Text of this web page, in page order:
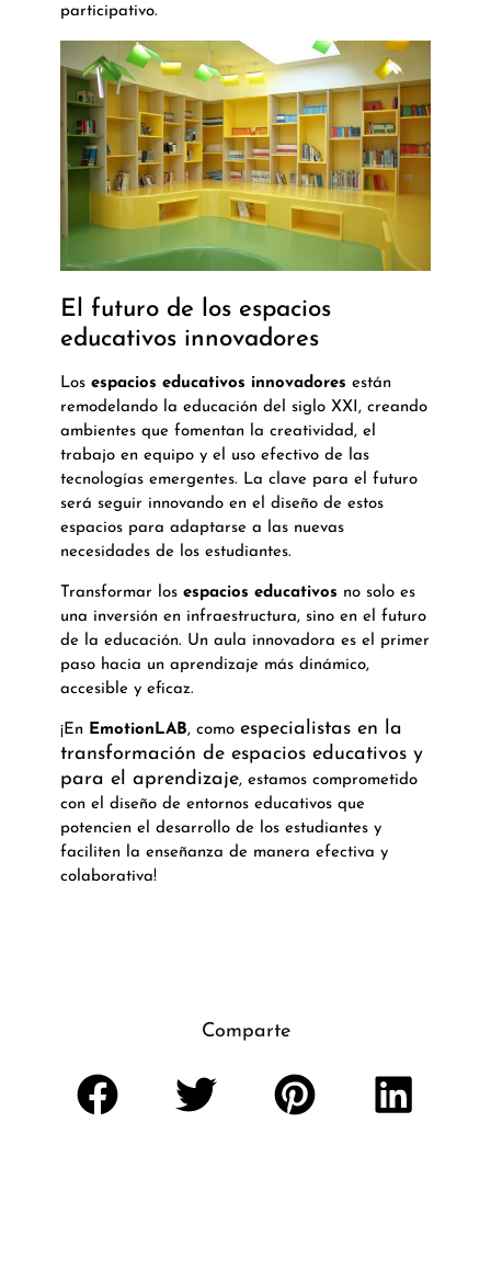
participativo.
El futuro de los espacios
educativos innovadores
Los espacios educativos innovadores están
remodelando la educación del siglo XXI, creando
ambientes que fomentan la creatividad, el
trabajo en equipo y el uso efectivo de las
tecnologías emergentes. La clave para el futuro
será seguir innovando en el diseño de estos
espacios para adaptarse a las nuevas
necesidades de los estudiantes.
Transformar los espacios educativos no solo es
una inversión en infraestructura, sino en el futuro
de la educación. Un aula innovadora es el primer
paso hacia un aprendizaje más dinámico,
accesible y eficaz.
¡En EmotionLAB, como especialistas en la
transformación de espacios educativos y
para el aprendizaje, estamos comprometido
con el diseño de entornos educativos que
potencien el desarrollo de los estudiantes y
faciliten la enseñanza de manera efectiva y
colaborativa!
Comparte